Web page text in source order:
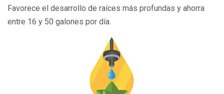
Favorece el desarrollo de raíces más profundas y ahorra
entre 16 y 50 galones por día.